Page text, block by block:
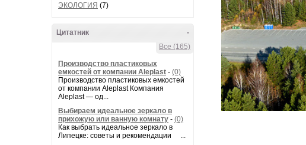
ЭКОЛОГИЯ (7)
-
Цитатник
Все (165)
Производство пластиковых
емкостей от компании Aleplast - (0)
Производство пластиковых емкостей
от компании Aleplast Компания
Aleplast — од...
Выбираем идеальное зеркало в
прихожую или ванную комнату - (0)
Как выбрать идеальное зеркало в
Липецке: советы и рекомендации ...